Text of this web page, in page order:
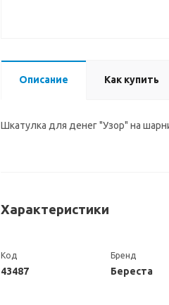
Описание Как купить
Шкатулка для денег "Узор" на
Характеристики
Код
43487
Бренд
Береста